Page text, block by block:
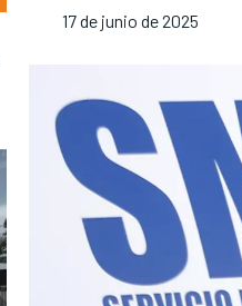
17 de junio de 2025